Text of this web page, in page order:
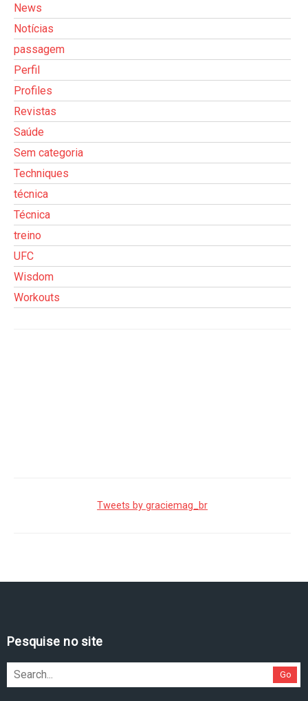
News
Notícias
passagem
Perfil
Profiles
Revistas
Saúde
Sem categoria
Techniques
técnica
Técnica
treino
UFC
Wisdom
Workouts
Tweets by graciemag_br
Pesquise no site
Go